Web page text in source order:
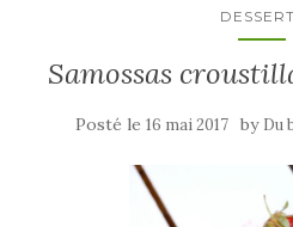
Samossas
Posté le 16 mai 2017 by Du